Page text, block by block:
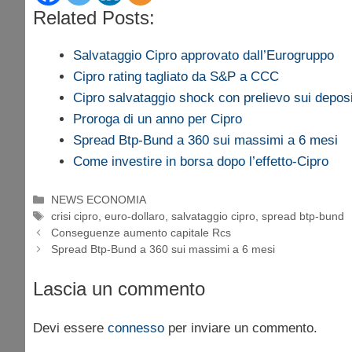
Related Posts:
Salvataggio Cipro approvato dall’Eurogruppo
Cipro rating tagliato da S&P a CCC
Cipro salvataggio shock con prelievo sui
Proroga di un anno per Cipro
Spread Btp-Bund a 360 sui massimi a 6 mesi
Come investire in borsa dopo l’effetto-Cipro
Categorie
NEWS ECONOMIA
Tag
crisi cipro ,euro-dollaro ,salvataggio cipro ,spread btp-bund
Conseguenze aumento capitale Rcs
Spread Btp-Bund a 360 sui massimi a 6 mesi
Lascia un commento
Devi essere connesso per inviare un commento.